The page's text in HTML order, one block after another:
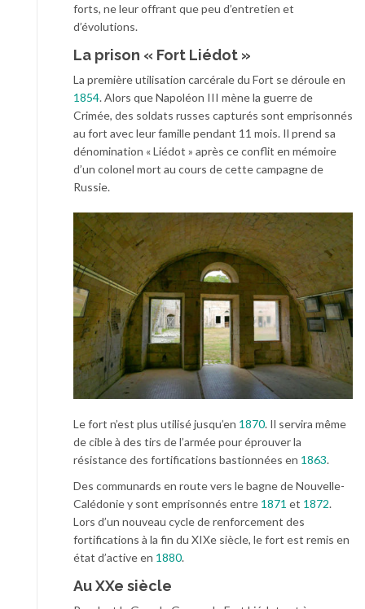
forts, ne leur offrant que peu d’entretien et
d’évolutions.
La prison « Fort Liédot »
La première utilisation carcérale du Fort se déroule en
1854. Alors que Napoléon III mène la guerre de
Crimée, des soldats russes capturés sont emprisonnés
au fort avec leur famille pendant 11 mois. Il prend sa
dénomination « Liédot » après ce conflit en mémoire
d’un colonel mort au cours de cette campagne de
Russie.
Le fort n’est plus utilisé jusqu’en 1870. Il servira même
de cible à des tirs de l’armée pour éprouver la
résistance des fortifications bastionnées en 1863.
Des communards en route vers le bagne de Nouvelle-
Calédonie y sont emprisonnés entre 1871 et 1872.
Lors d’un nouveau cycle de renforcement des
fortifications à la fin du XIXe siècle, le fort est remis en
état d’active en 1880.
Au XXe siècle